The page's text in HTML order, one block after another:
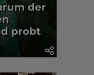
der
probt